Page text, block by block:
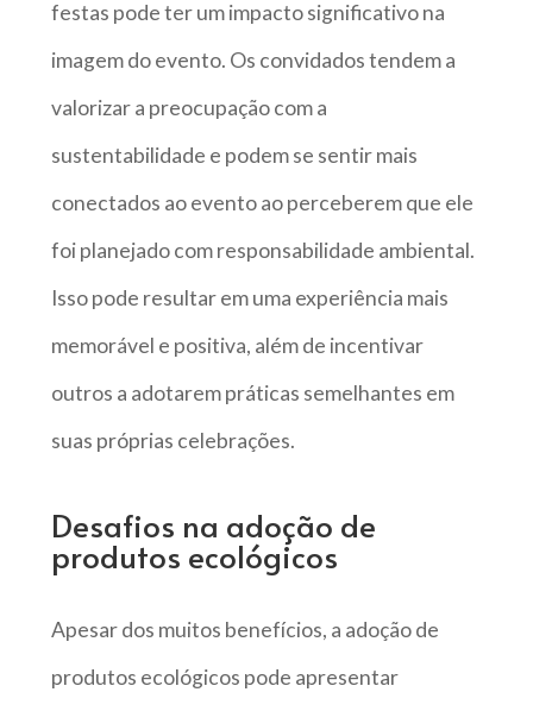
festas pode ter um impacto significativo na
imagem do evento. Os convidados tendem a
valorizar a preocupação com a
sustentabilidade e podem se sentir mais
conectados ao evento ao perceberem que ele
foi planejado com responsabilidade ambiental.
Isso pode resultar em uma experiência mais
memorável e positiva, além de incentivar
outros a adotarem práticas semelhantes em
suas próprias celebrações.
Desafios na adoção de
produtos ecológicos
Apesar dos muitos benefícios, a adoção de
produtos ecológicos pode apresentar